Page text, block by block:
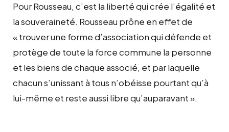
Pour Rousseau, c’est la liberté qui crée l’égalité et
la souveraineté. Rousseau prône en effet de
« trouver une forme d’association qui défende et
protège de toute la force commune la personne
et les biens de chaque associé, et par laquelle
chacun s’unissant à tous n’obéisse pourtant qu’à
lui-même et reste aussi libre qu’auparavant ».